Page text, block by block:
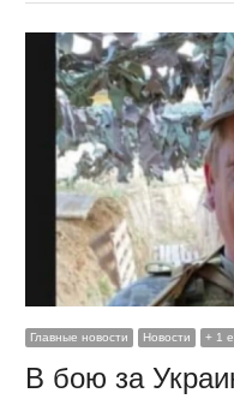
Главные новости Новости + 1
В бою за